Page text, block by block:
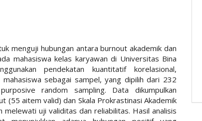
menguji hubungan antara burnout akademik dan
mahasiswa kelas karyawan di Universitas Bina
pendekatan kuantitatif korelasional,
sebagai sampel, yang dipilih dari 232
random sampling. Data dikumpulkan
(55 aitem valid) dan Skala Prokrastinasi Akademik
uji validitas dan reliabilitas. Hasil analisis